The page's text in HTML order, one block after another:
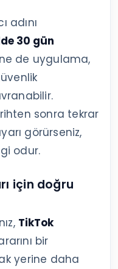
adını
30 gün
de uygulama,
sonra tekrar
görürseniz,
odur.
için doğru
TikTok
bir
yerine daha